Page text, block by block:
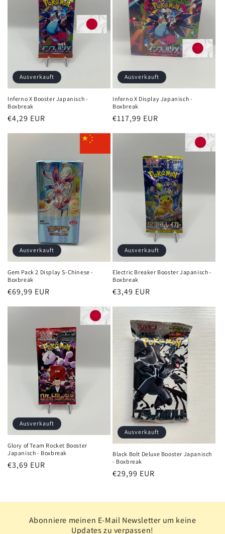
Ausverkauft
Inferno X Booster Japanisch -
Boxbreak
Normaler
€4,29 EUR
Ausverkauft
Inferno X Display Japanisch -
Boxbreak
Normaler
€117,99 EUR
Ausverkauft
Gem Pack 2 Display S-Chinese -
Boxbreak
Normaler
€69,99 EUR
Ausverkauft
Electric Breaker Booster Japanisch -
Boxbreak
Normaler
€3,49 EUR
Ausverkauft
Glory of Team Rocket Booster
Japanisch - Boxbreak
Normaler
€3,69 EUR
Ausverkauft
Black Bolt Deluxe Booster Japanisch
- Boxbreak
Normaler
€29,99 EUR
Abonniere meinen E-Mail Newsletter um keine
Updates zu verpassen!